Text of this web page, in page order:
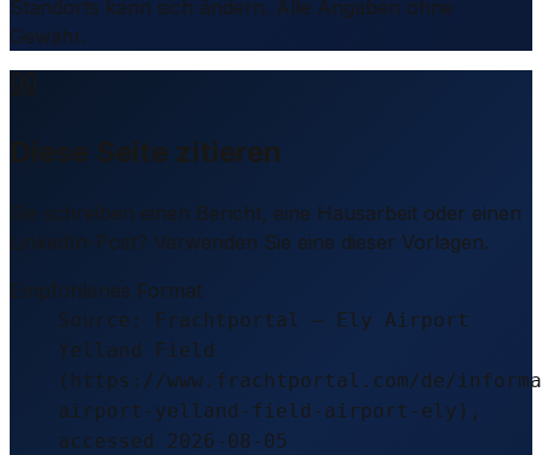
Standorts kann sich ändern. Alle Angaben ohne
Gewähr.
Diese Seite zitieren
Sie schreiben einen Bericht, eine Hausarbeit oder einen
LinkedIn-Post? Verwenden Sie eine dieser Vorlagen.
Empfohlenes Format
Source: Frachtportal – Ely Airport
Yelland Field
(https://www.frachtportal.com/de/
airport-yelland-field-airport-ely),
accessed 2026-08-05